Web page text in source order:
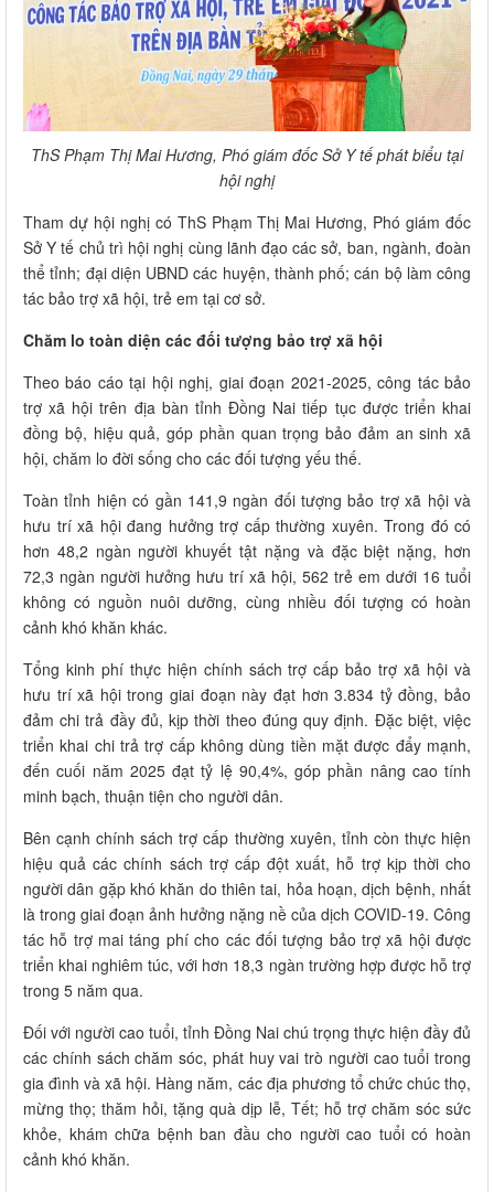
ThS Phạm Thị Mai Hương, Phó giám đốc Sở Y tế phát biểu tại
hội nghị
Tham dự hội nghị có ThS Phạm Thị Mai Hương, Phó giám đốc
Sở Y tế chủ trì hội nghị cùng lãnh đạo các sở, ban, ngành, đoàn
thể tỉnh; đại diện UBND các huyện, thành phố; cán bộ làm công
tác bảo trợ xã hội, trẻ em tại cơ sở.
Chăm lo toàn diện các đối tượng bảo trợ xã hội
Theo báo cáo tại hội nghị, giai đoạn 2021-2025, công tác bảo
trợ xã hội trên địa bàn tỉnh Đồng Nai tiếp tục được triển khai
đồng bộ, hiệu quả, góp phần quan trọng bảo đảm an sinh xã
hội, chăm lo đời sống cho các đối tượng yếu thế.
Toàn tỉnh hiện có gần 141,9 ngàn đối tượng bảo trợ xã hội và
hưu trí xã hội đang hưởng trợ cấp thường xuyên. Trong đó có
hơn 48,2 ngàn người khuyết tật nặng và đặc biệt nặng, hơn
72,3 ngàn người hưởng hưu trí xã hội, 562 trẻ em dưới 16 tuổi
không có nguồn nuôi dưỡng, cùng nhiều đối tượng có hoàn
cảnh khó khăn khác.
Tổng kinh phí thực hiện chính sách trợ cấp bảo trợ xã hội và
hưu trí xã hội trong giai đoạn này đạt hơn 3.834 tỷ đồng, bảo
đảm chi trả đầy đủ, kịp thời theo đúng quy định. Đặc biệt, việc
triển khai chi trả trợ cấp không dùng tiền mặt được đẩy mạnh,
đến cuối năm 2025 đạt tỷ lệ 90,4%, góp phần nâng cao tính
minh bạch, thuận tiện cho người dân.
Bên cạnh chính sách trợ cấp thường xuyên, tỉnh còn thực hiện
hiệu quả các chính sách trợ cấp đột xuất, hỗ trợ kịp thời cho
người dân gặp khó khăn do thiên tai, hỏa hoạn, dịch bệnh, nhất
là trong giai đoạn ảnh hưởng nặng nề của dịch COVID-19. Công
tác hỗ trợ mai táng phí cho các đối tượng bảo trợ xã hội được
triển khai nghiêm túc, với hơn 18,3 ngàn trường hợp được hỗ trợ
trong 5 năm qua.
Đối với người cao tuổi, tỉnh Đồng Nai chú trọng thực hiện đầy đủ
các chính sách chăm sóc, phát huy vai trò người cao tuổi trong
gia đình và xã hội. Hàng năm, các địa phương tổ chức chúc thọ,
mừng thọ; thăm hỏi, tặng quà dịp lễ, Tết; hỗ trợ chăm sóc sức
khỏe, khám chữa bệnh ban đầu cho người cao tuổi có hoàn
cảnh khó khăn.